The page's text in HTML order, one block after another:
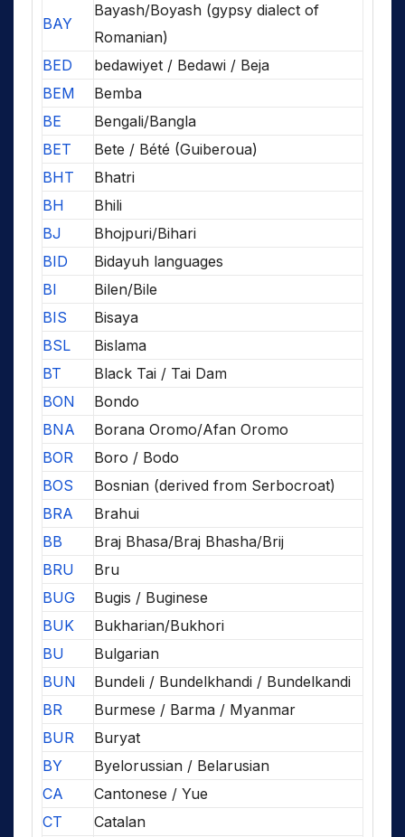
BAY
Bayash/Boyash (gypsy dialect of
Romanian)
BED
bedawiyet / Bedawi / Beja
BEM
Bemba
BE
Bengali/Bangla
BET
Bete / Bété (Guiberoua)
BHT
Bhatri
BH
Bhili
BJ
Bhojpuri/Bihari
BID
Bidayuh languages
BI
Bilen/Bile
BIS
Bisaya
BSL
Bislama
BT
Black Tai / Tai Dam
BON
Bondo
BNA
Borana Oromo/Afan Oromo
BOR
Boro / Bodo
BOS
Bosnian (derived from Serbocroat)
BRA
Brahui
BB
Braj Bhasa/Braj Bhasha/Brij
BRU
Bru
BUG
Bugis / Buginese
BUK
Bukharian/Bukhori
BU
Bulgarian
BUN
Bundeli / Bundelkhandi / Bundelkandi
BR
Burmese / Barma / Myanmar
BUR
Buryat
BY
Byelorussian / Belarusian
CA
Cantonese / Yue
CT
Catalan